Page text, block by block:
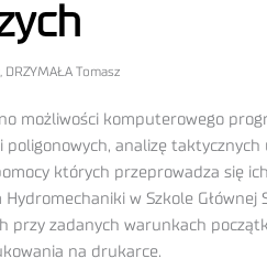
DRZYMAŁA Tomasz
możliwości komputerowego
analizę
których przeprowadza się
w Szkole
przy zadanych warunkach
na drukarce.